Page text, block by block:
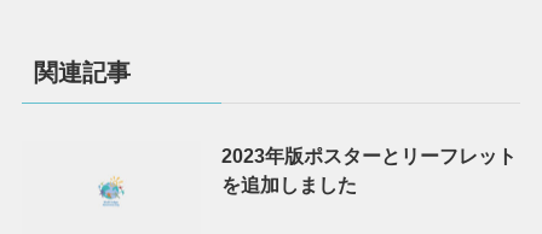
関連記事
2023年版ポスターとリーフレット
を追加しました